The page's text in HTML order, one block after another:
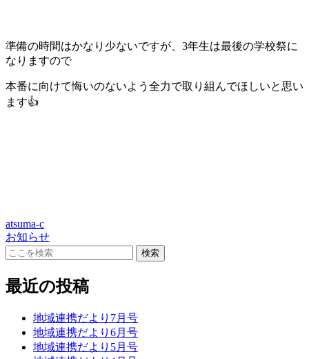
準備の時間はかなり少ないですが、3年生は最後の学校祭に
なりますので
本番に向けて悔いのないよう全力で取り組んでほしいと思い
ます👍
atsuma-c
お知らせ
最近の投稿
地域連携だより7月号
地域連携だより6月号
地域連携だより5月号